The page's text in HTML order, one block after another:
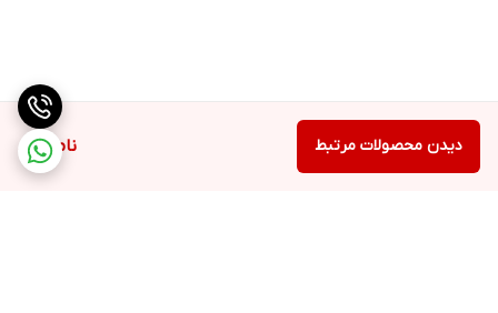
ناموجود دیدن محصولات مرتبط